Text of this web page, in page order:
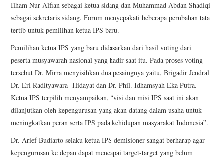
Ilham Nur Alfian sebagai ketua sidang dan Muhammad Abdan Shadiqi
sebagai sekretaris sidang. Forum menyepakati beberapa perubahan tata
tertib untuk pemilihan ketua IPS baru.
Pemilihan ketua IPS yang baru didasarkan dari hasil voting dari
peserta musyawarah nasional yang hadir saat itu. Pada proses voting
tersebut Dr. Mirra menyisihkan dua pesaingnya yaitu, Brigadir Jendral
Dr. Eri Radityawara Hidayat dan Dr. Phil. Idhamsyah Eka Putra.
Ketua IPS terpilih menyampaikan, “visi dan misi IPS saat ini akan
dilanjutkan oleh kepengurusan yang akan datang dalam usaha untuk
meningkatkan peran serta IPS pada kehidupan masyarakat Indonesia”.
Dr. Arief Budiarto selaku ketua IPS demisioner sangat berharap agar
kepengurusan ke depan dapat mencapai target-target yang belum